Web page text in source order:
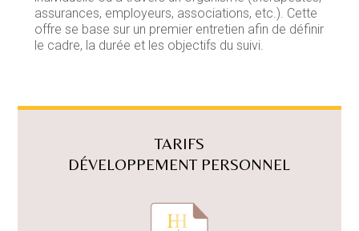
assurances, employeurs, associations, etc.). Cette
offre se base sur un premier entretien afin de définir
le cadre, la durée et les objectifs du suivi.
TARIFS
DÉVELOPPEMENT PERSONNEL